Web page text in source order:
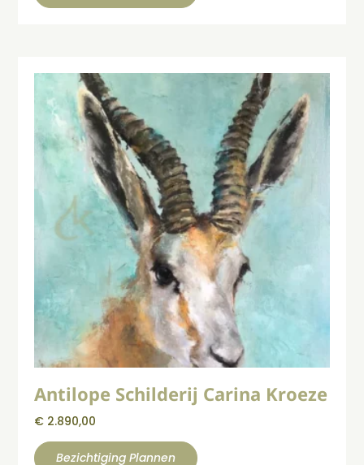
Antilope Schilderij Carina Kroeze
€ 2.890,00
Bezichtiging Plannen